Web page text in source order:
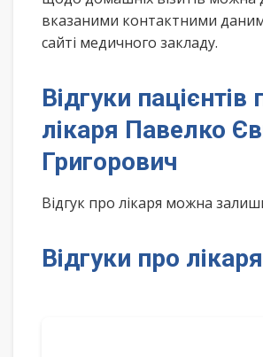
вказаними контактними
сайті медичного закладу.
Відгуки пацієнтів
лікаря Павелко
Григорович
Відгук про лікаря можна
Відгуки про лікаря